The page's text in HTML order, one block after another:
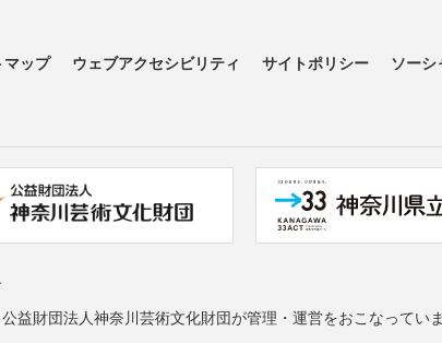
マップ ウェブアクセシビリティ サイトポリシー ソーシ
益財団法人神奈川芸術文化財団が管理・運営をおこなってい